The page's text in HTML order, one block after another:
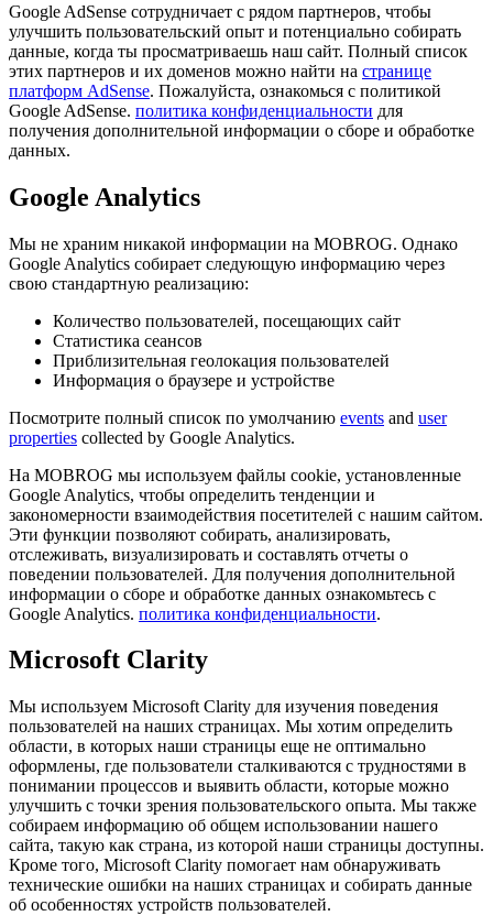
Google AdSense сотрудничает с рядом партнеров, чтобы
улучшить пользовательский опыт и потенциально собирать
данные, когда ты просматриваешь наш сайт. Полный список
этих партнеров и их доменов можно найти на странице
платформ AdSense. Пожалуйста, ознакомься с политикой
Google AdSense. политика конфиденциальности для
получения дополнительной информации о сборе и обработке
данных.
Google Analytics
Мы не храним никакой информации на MOBROG. Однако
Google Analytics собирает следующую информацию через
свою стандартную реализацию:
Количество пользователей, посещающих сайт
Статистика сеансов
Приблизительная геолокация пользователей
Информация о браузере и устройстве
Посмотрите полный список по умолчанию events and user
properties collected by Google Analytics.
На MOBROG мы используем файлы cookie, установленные
Google Analytics, чтобы определить тенденции и
закономерности взаимодействия посетителей с нашим сайтом.
Эти функции позволяют собирать, анализировать,
отслеживать, визуализировать и составлять отчеты о
поведении пользователей. Для получения дополнительной
информации о сборе и обработке данных ознакомьтесь с
Google Analytics. политика конфиденциальности.
Microsoft Clarity
Мы используем Microsoft Clarity для изучения поведения
пользователей на наших страницах. Мы хотим определить
области, в которых наши страницы еще не оптимально
оформлены, где пользователи сталкиваются с трудностями в
понимании процессов и выявить области, которые можно
улучшить с точки зрения пользовательского опыта. Мы также
собираем информацию об общем использовании нашего
сайта, такую как страна, из которой наши страницы доступны.
Кроме того, Microsoft Clarity помогает нам обнаруживать
технические ошибки на наших страницах и собирать данные
об особенностях устройств пользователей.